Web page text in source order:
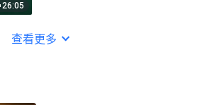
26:05
查看更多